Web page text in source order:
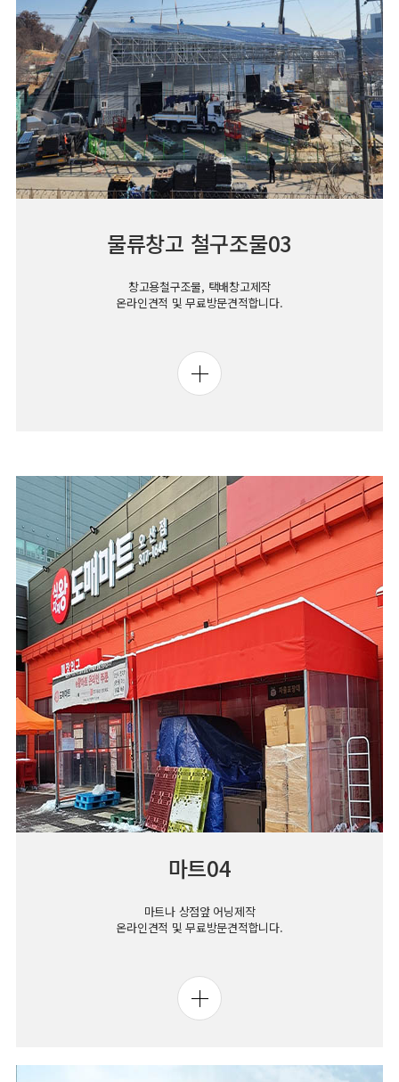
물류창고 철구조물03
창고용철구조물, 택배창고제작
온라인견적 및 무료방문견적합니다.
마트04
마트나 상점앞 어닝제작
온라인견적 및 무료방문견적합니다.